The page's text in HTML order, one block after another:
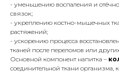
- уменьшению воспаления и
связок;
- укреплению костно-мышечных
растяжений;
- ускорению процесса
тканей после переломов или
Основной компонент напитка –
соединительной ткани организма,